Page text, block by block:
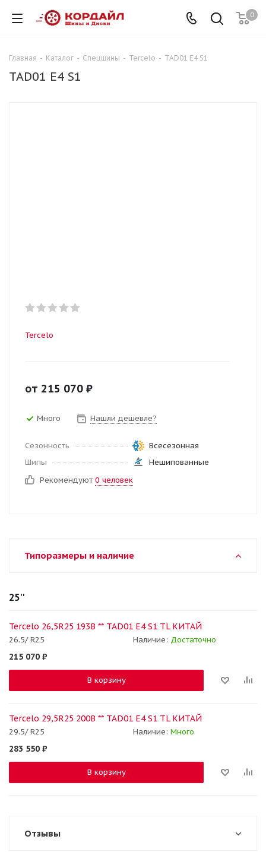
0
Главная - Каталог - Спецшины - Tercelo - TAD01 E4 S1
TAD01 E4 S1
Tercelo
от 215 070 ₽
Много Нашли дешевле?
Сезонность
Всесезонная
Шипы
Нешипованные
Рекомендуют 0 человек
Типоразмеры и наличие
25''
Tercelo 26,5R25 193B ** TAD01 E4 S1 TL КИТАЙ
26.5/ R25 Наличие: Достаточно
215 070 ₽
В корзину
Tercelo 29,5R25 200B ** TAD01 E4 S1 TL КИТАЙ
29.5/ R25 Наличие: Много
283 550 ₽
В корзину
Отзывы